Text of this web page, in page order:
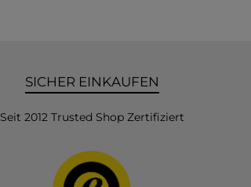
SICHER EINKAUFEN
Seit 2012 Trusted Shop Zertifiziert